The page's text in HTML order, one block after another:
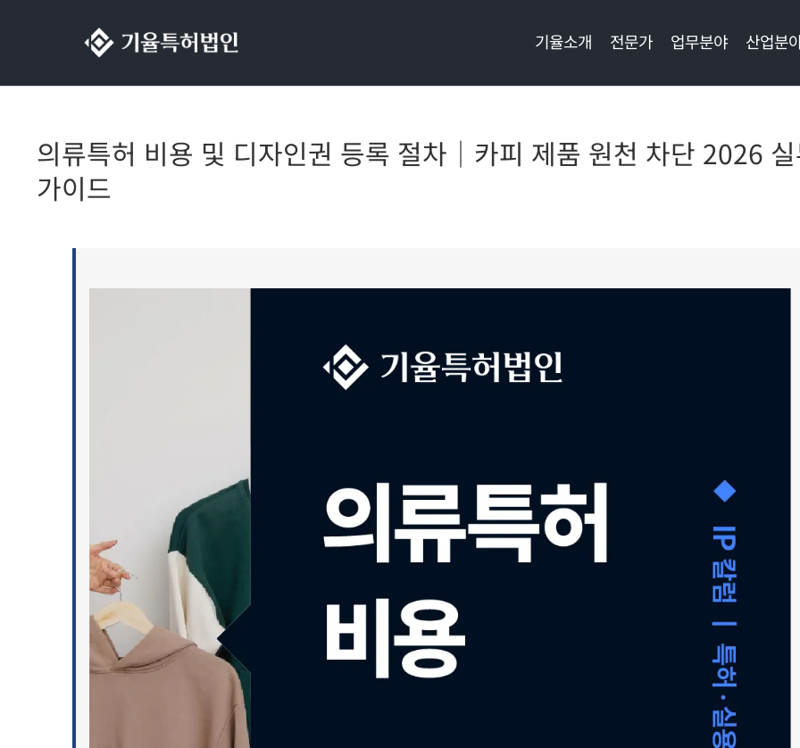
기율소개 전문가 업무분야 산업분
의류특허 비용 및 디자인권 등록 절차｜카피 제품 원천 차단 2026
가이드